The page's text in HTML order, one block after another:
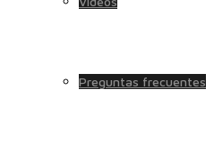
Preguntas frecuentes